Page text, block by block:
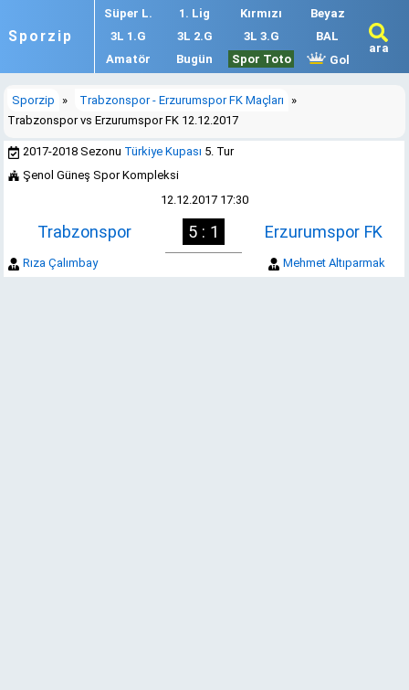
Sporzip
Süper L. 1. Lig Kırmızı
Beyaz
3L 1.G
3L 2.G 3L 3.G
BAL
Amatör
Bugün Spor Toto Gol
ara
Sporzip » Trabzonspor - Erzurumspor FK Maçları
»
Trabzonspor vs Erzurumspor FK 12.12.2017
2017-2018 Sezonu Türkiye Kupası 5. Tur
Şenol Güneş Spor Kompleksi
12.12.2017 17:30
Trabzonspor 5 : 1 Erzurumspor FK
Rıza Çalımbay Mehmet Altıparmak